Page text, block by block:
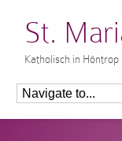
St.
Katholisch in Höntrop